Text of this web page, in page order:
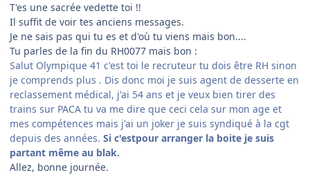
T'es une sacrée vedette toi !!
Il suffit de voir tes anciens messages.
Je ne sais pas qui tu es et d'où tu viens mais bon....
Tu parles de la fin du RH0077 mais bon :
Salut Olympique 41 c'est toi le recruteur tu dois être RH sinon
je comprends plus . Dis donc moi je suis agent de desserte en
reclassement médical, j'ai 54 ans et je veux bien tirer des
trains sur PACA tu va me dire que ceci cela sur mon age et
mes compétences mais j'ai un joker je suis syndiqué à la cgt
depuis des années. Si c'estpour arranger la boite je suis
partant même au blak.
Allez, bonne journée.